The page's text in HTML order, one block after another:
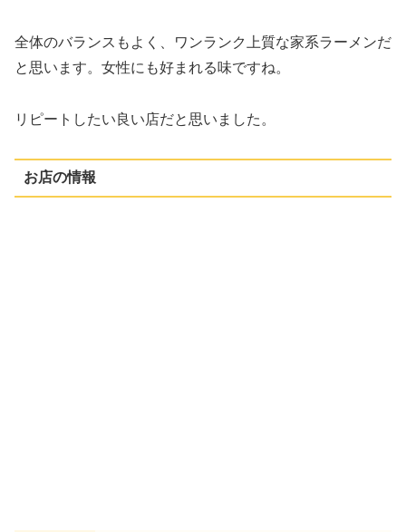
全体のバランスもよく、ワンランク上質な家系ラーメンだ
と思います。女性にも好まれる味ですね。
リピートしたい良い店だと思いました。
お店の情報